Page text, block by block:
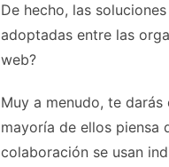
De hecho, las
adoptadas entre las
web?
Muy a menudo, te
mayoría de ellos piensa
colaboración se usan